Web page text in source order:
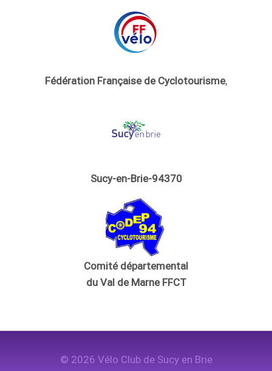
Fédération Française de Cyclotourisme,
Sucy-en-Brie-94370
Comité départemental
du Val de Marne FFCT
© 2026 Vélo Club de Sucy en Brie